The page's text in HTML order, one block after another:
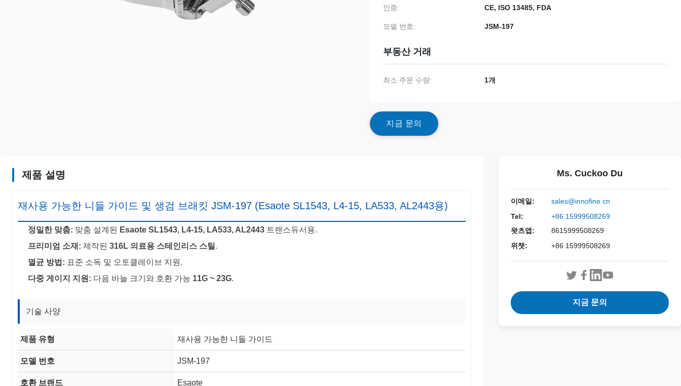
인증: CE, ISO 13485, FDA
모델 번호: JSM-197
부동산 거래
최소 주문 수량: 1개
지 금 문의
제품 설명
재사용 가능한 니들 가이드 및 생검 브래킷 JSM-197 (Esaote SL1543, L4-15, LA533, AL2443용)
정밀한 맞춤: 맞춤 설계된 Esaote SL1543, L4-15, LA533, AL2443 트랜스듀서용.
프리미엄 소재: 제작된 316L 의료용 스테인리스 스틸 .
멸균 방법: 표준 소독 및 오토클레이브 지원.
다중 게이지 지원: 다음 바늘 크기와 호환 가능 11G ~ 23G.
기술 사양
제품 유형 재사용 가능한 니들 가이드
모델 번호 JSM-197
호환 브랜드 Esaote
Ms. Cuckoo Du
이메일:
sales@innofine.cn
Tel:
+86 15999508269
왓츠앱:
8615999508269
위챗:
+86 15999508269
지금 문의